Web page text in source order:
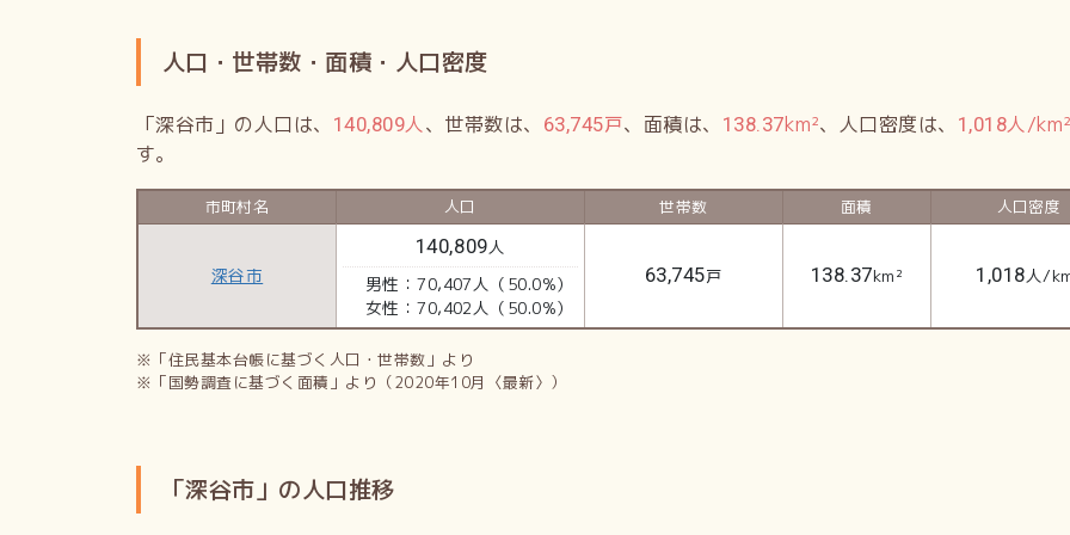
人口・世帯数・面積・人口密度
「深谷市」の人口は、 140,809人、世帯数は、 63,745戸、面積は、 138.37km²、人口密度は、 1,018人/km²
す。
市町村名 人口 世帯数 面積 人口密度
深谷市
140,809人
男性：70,407人（50.0%）
女性：70,402人（50.0%）
63,745戸 138.37km² 1,018人/
※「住民基本台帳に基づく人口・世帯数」より
※「国勢調査に基づく面積」より（2020年10月〈最新〉）
「深谷市」の人口推移